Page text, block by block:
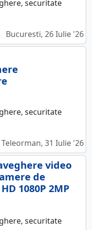
securitate
Bucuresti, 26 Iulie '26
securitate
Teleorman, 31 Iulie '26
video
de
1080P 2MP
securitate